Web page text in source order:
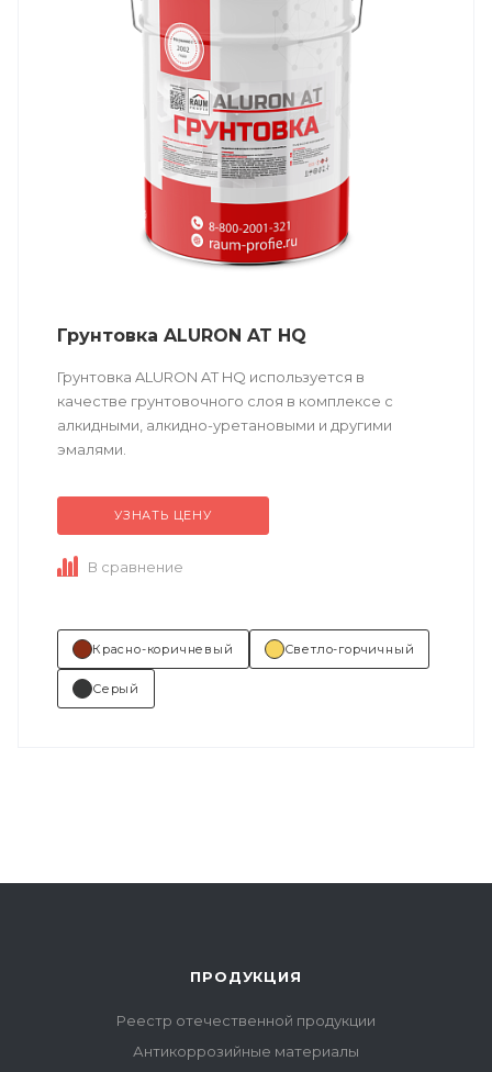
Грунтовка ALURON AT HQ
Грунтовка ALURON AT HQ используется в
качестве грунтовочного слоя в комплексе с
алкидными, алкидно-уретановыми и другими
эмалями.
Техническое описание
Состав (тип связующего):
УЗНАТЬ ЦЕНУ
В сравнение
Красно-коричневый Светло-горчичный
Серый
ПРОДУКЦИЯ
Реестр отечественной продукции
Антикоррозийные материалы